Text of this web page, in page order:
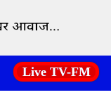
Live TV-FM